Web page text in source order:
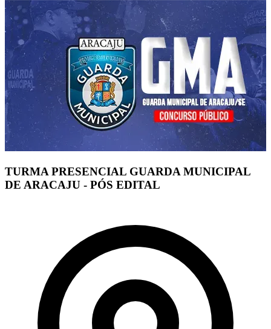
TURMA PRESENCIAL GUARDA MUNICIPAL
DE ARACAJU - PÓS EDITAL